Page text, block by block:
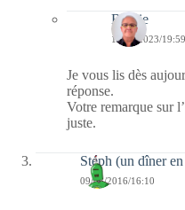
Bernie
17/10/2023/19:59
Je vous lis dès
réponse.
Votre remarque sur
juste.
Stéph (un dîner
09/08/2016/16:10